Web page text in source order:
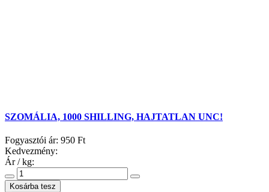
SZOMÁLIA, 1000 SHILLING, HAJTATLAN UNC!
Fogyasztói ár: 950 Ft
Kedvezmény:
Ár / kg: